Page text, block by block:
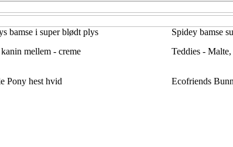
bamse i super blødt plys
Spidey bamse
mellem - creme Teddies -
Pony hest hvid
Ecofriends